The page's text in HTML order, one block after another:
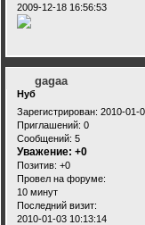
2009-12-18 16:56:53
gagaa
Нуб
Зарегистрирован: 2010-01-
Приглашений: 0
Сообщений: 5
Уважение: +0
Позитив: +0
Провел на форуме:
10 минут
Последний визит:
2010-01-03 10:13:14